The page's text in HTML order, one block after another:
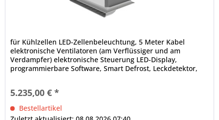
für Kühlzellen LED-Zellenbeleuchtung, 5 Meter Kabel
elektronische Ventilatoren (am Verflüssiger und am
Verdampfer) elektronische Steuerung LED-Display,
programmierbare Software, Smart Defrost, Leckdetektor,
5.235,00 € *
Bestellartikel